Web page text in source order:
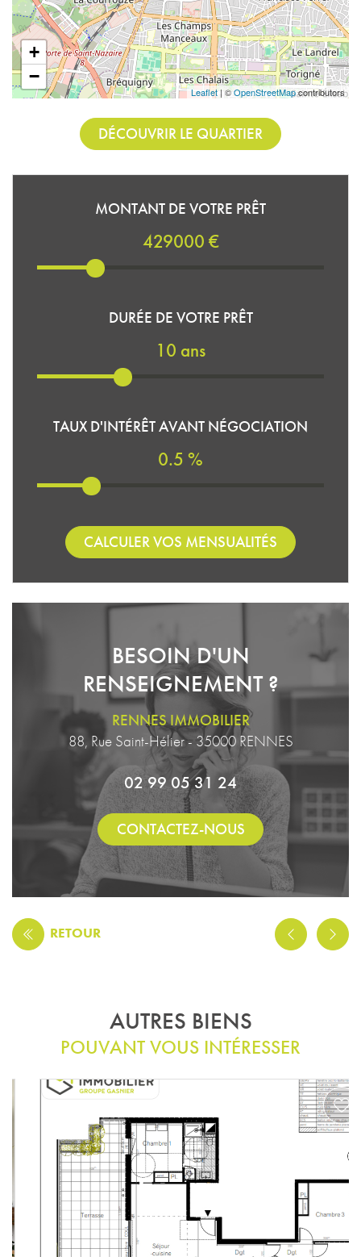
+
−
Leaflet| ©OpenStreetMapcontributors
DÉCOUVRIR LE QUARTIER
MONTANT DE VOTRE PRÊT
429000 €
DURÉE DE VOTRE PRÊT
10 ans
TAUX D'INTÉRÊT AVANT NÉGOCIATION
0.5 %
CALCULER VOS MENSUALITÉS
BESOIN D'UN
RENSEIGNEMENT ?
RENNES IMMOBILIER
88, Rue Saint-Hélier - 35000 RENNES
02 99 05 31 24
CONTACTEZ-NOUS
RETOUR
AUTRES BIENS
POUVANT VOUS INTÉRESSER